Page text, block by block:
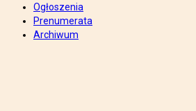
Ogłoszenia
Prenumerata
Archiwum